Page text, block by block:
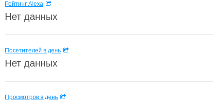
Рейтинг Alexa
Нет данных
Посетителей в день
Нет данных
Просмотров в день